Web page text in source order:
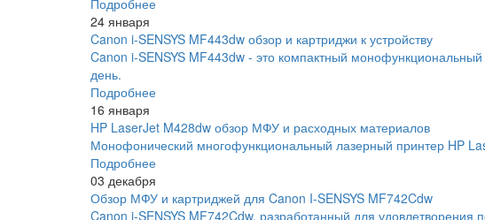
24 января
Canon i-SENSYS MF443dw обзор и картриджи к устройству
Canon i-SENSYS MF443dw - это компактный
день.
Подробнее
16 января
HP LaserJet M428dw обзор МФУ и расходных материалов
Монофонический многофункциональный лазерный принтер HP
Подробнее
03 декабря
Обзор МФУ и картриджей для Canon I-SENSYS MF742Cdw
Canon i-SENSYS MF742Cdw, разработанный для удовлетворения